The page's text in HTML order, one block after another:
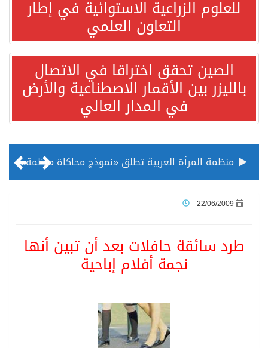
للعلوم الزراعية الاستوائية في إطار
التعاون العلمي
الصين تحقق اختراقا في الاتصال
بالليزر بين الأقمار الاصطناعية والأرض
في المدار العالي
منظمة المرأة العربية تطلق «نموذج محاكاة منظمة المرأة العربية للشباب» بمشاركة 10 دول عربية..غدًا
22/06/2009
طرد سائقة حافلات بعد أن تبين أنها
نجمة أفلام إباحية